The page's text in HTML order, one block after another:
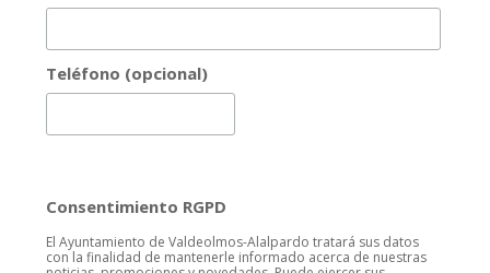
Teléfono (opcional)
Consentimiento RGPD
El Ayuntamiento de Valdeolmos-Alalpardo tratará sus datos
con la finalidad de mantenerle informado acerca de nuestras